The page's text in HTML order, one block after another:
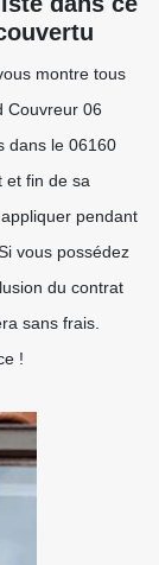
montre tous
Couvreur 06
dans le 06160
et fin de sa
pendant
vous possédez
du contrat
sans frais.
!